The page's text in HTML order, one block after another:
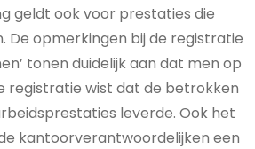
geldt ook voor prestaties die
De opmerkingen bij de registratie
tonen duidelijk aan dat men op
registratie wist dat de betrokken
leverde. Ook het
kantoorverantwoordelijken een